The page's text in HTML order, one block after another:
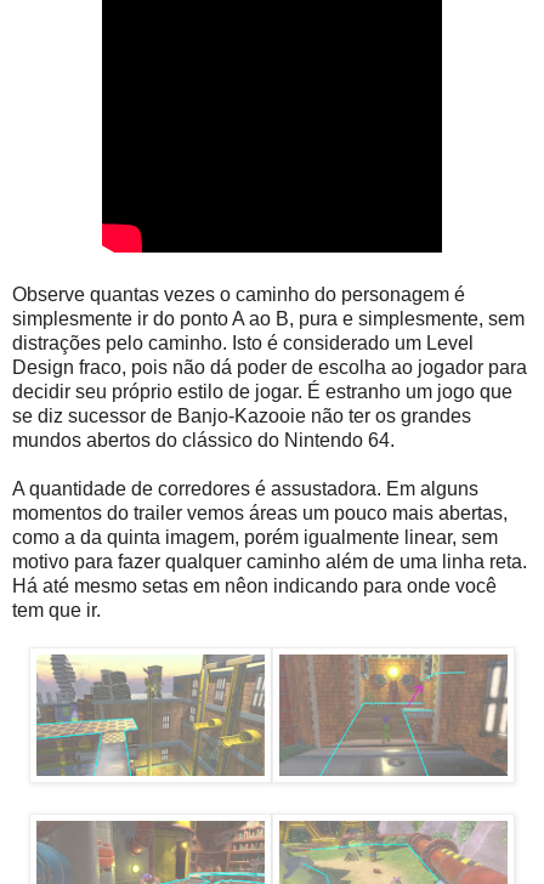
Observe quantas vezes o caminho do personagem é
simplesmente ir do ponto A ao B, pura e simplesmente, sem
distrações pelo caminho. Isto é considerado um Level
Design fraco, pois não dá poder de escolha ao jogador para
decidir seu próprio estilo de jogar. É estranho um jogo que
se diz sucessor de Banjo-Kazooie não ter os grandes
mundos abertos do clássico do Nintendo 64.
A quantidade de corredores é assustadora. Em alguns
momentos do trailer vemos áreas um pouco mais abertas,
como a da quinta imagem, porém igualmente linear, sem
motivo para fazer qualquer caminho além de uma linha reta.
Há até mesmo setas em nêon indicando para onde você
tem que ir.